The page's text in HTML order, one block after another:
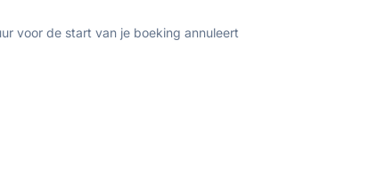
voor de start van je boeking annuleert